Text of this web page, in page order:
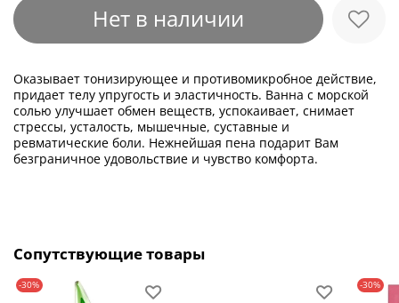
Нет в наличии
Оказывает тонизирующее и противомикробное действие,
придает телу упругость и эластичность. Ванна с морской
солью улучшает обмен веществ, успокаивает, снимает
стрессы, усталость, мышечные, суставные и
ревматические боли. Нежнейшая пена подарит Вам
безграничное удовольствие и чувство комфорта.
Сопутствующие товары
-30% -30%